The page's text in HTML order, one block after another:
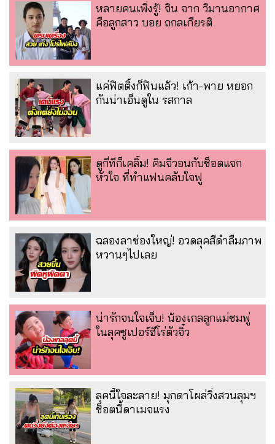
หลายคนเพิ่งรู้! จิน จาก วิมานอากาศ
คือลูกสาว บอย ถกลเกียรติ
แค่ฟิตติ้งก็ฟินแล้ว! เก้า-พาย หยอก
กันน่าเอ็นดูใน รสกาล
ดูกี่ทีก็เคลิ้ม! คิมจีวอนกับช็อตแจก
หัวใจ ที่ทำแฟนคลับใจฟู
ฉลองลาช่องใหญ่! อวดลุคสีดำลืมภาพ
หวานๆไปเลย
น่ารักจนใจเจ็บ! น้องเกลลูกแม่ชมพู่
ในลุคซูเปอร์ฮีโร่ตัวจิ๋ว
ลุคนี้ใจละลาย! มุกดาโผล่วิ่งสวนลุมฯ
ช็อตนี้ดาเมจแรง